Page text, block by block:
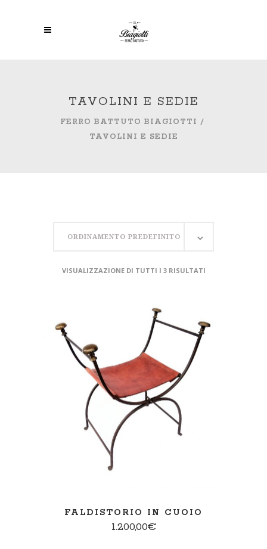
TAVOLINI E SEDIE
FERRO BATTUTO BIAGIOTTI /
TAVOLINI E SEDIE
ORDINAMENTO PREDEFINITO
VISUALIZZAZIONE DI TUTTI I 3 RISULTATI
AGGIUNGI AL CARRELLO
FALDISTORIO IN CUOIO
1.200,00€